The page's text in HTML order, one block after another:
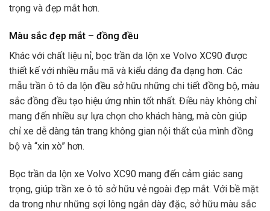
trọng và đẹp mắt hơn.
Màu sắc đẹp mắt – đồng đều
Khác với chất liệu nỉ, bọc trần da lộn xe Volvo XC90 được
thiết kế với nhiều mẫu mã và kiểu dáng đa dạng hơn. Các
mẫu trần ô tô da lộn đều sở hữu những chi tiết đồng bộ, màu
sắc đồng đều tạo hiệu ứng nhìn tốt nhất. Điều này không chỉ
mang đến nhiều sự lựa chọn cho khách hàng, mà còn giúp
chỉ xe dễ dàng tân trang không gian nội thất của mình đồng
bộ và “xin xò” hơn.
Bọc trần da lộn xe Volvo XC90 mang đến cảm giác sang
trọng, giúp trần xe ô tô sở hữu vẻ ngoài đẹp mắt. Với bề mặt
da trong như những sợi lông ngắn dày đặc, sở hữu màu sắc